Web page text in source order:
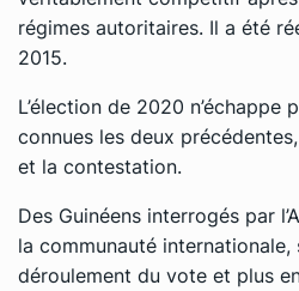
régimes autoritaires. Il a été
2015.
L’élection de 2020 n’échappe
connues les deux
et la contestation.
Des Guinéens interrogés par
la communauté internationale,
déroulement du vote et plus